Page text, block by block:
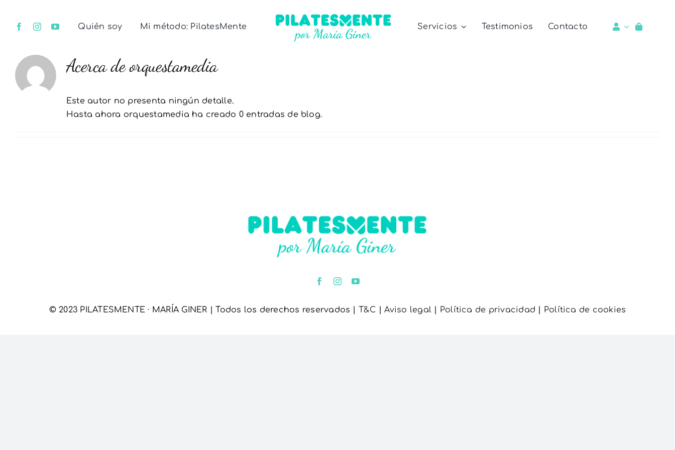
contenido
Quién soy Mi método: PilatesMente Servicios Testimonios Contacto
Acerca deorquestamedia
Este autor no presenta ningún detalle.
Hasta ahora orquestamedia ha creado 0 entradas de blog.
© 2023 PILATESMENTE · MARÍA GINER | Todos los derechos reservados | T&C |Aviso legal Política de privacidad Política de cookies